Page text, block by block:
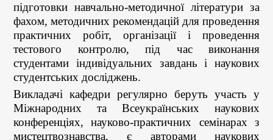
підготовки навчально-методичної літератури за
фахом, методичних рекомендацій для проведення
практичних робіт, організації і проведення
тестового контролю, під час виконання
студентами індивідуальних завдань і наукових
студентських досліджень.
Викладачі кафедри регулярно беруть участь у
Міжнародних та Всеукраїнських наукових
конференціях, науково-практичних семінарах з
мистецтвознавства, є авторами наукових